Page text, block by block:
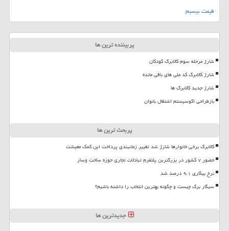
قیمت بیسیم
پربیننده ترین ها
شارژ مرحله سوم کالابرگ کودکان
شارژ کالابرگ کد ملی های باقی مانده
شارژ جدید کالابرگ ها
بازطراحی اکوسیستم اشتغال بانوان
پربحث ترین ها
کالابرگ برخی خانوارها شارژ شد تغییر زمانبندی پرداخت این کمک معیشت
حضور ۷ کشور در بزرگترین پلتفرم تبادلات تجاری حوزه ساخت وساز
نرخ بیکاری ۹،۱ درصد شد
سیگار برگ چیست و چگونه بهترین انتخاب را داشته باشیم؟
جدیدترین ها